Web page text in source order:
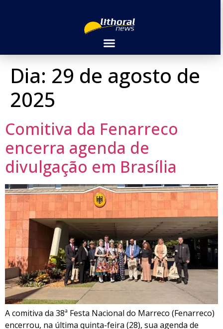
Dia: 29 de agosto de
2025
Comitiva da Fenarreco
encerra agenda de
divulgação em Brasília
A comitiva da 38ª Festa Nacional do Marreco (Fenarreco)
encerrou, na última quinta-feira (28), sua agenda de